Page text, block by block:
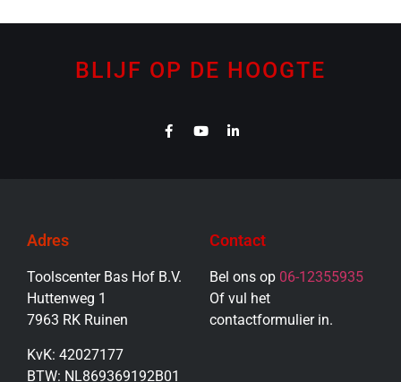
BLIJF OP DE HOOGTE
Adres
Toolscenter Bas Hof B.V.
Huttenweg 1
7963 RK Ruinen
KvK: 42027177
BTW: NL869369192B01
Contact
Bel ons op 06-12355935
Of vul het
contactformulier in.